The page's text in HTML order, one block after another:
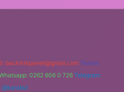
backlinkpaneli@gmail.com Teams:
0262 606 0 726 Telegram:
@karabul